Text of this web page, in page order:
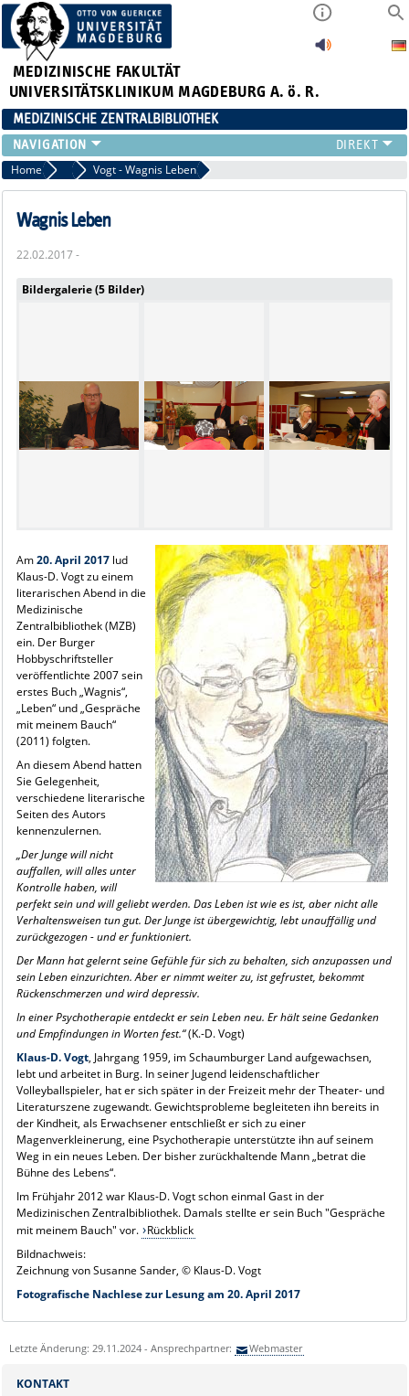
MEDIZINISCHE FAKULTÄT
UNIVERSITÄTSKLINIKUM MAGDEBURG A. ö. R.
MEDIZINISCHE ZENTRALBIBLIOTHEK
LITERATURSUCHE
SERVICE
INFORMATIONSKOMPETENZ
PUBLIZIEREN
NEU HIER?
Home 2017 Vogt - Wagnis Leben
Wagnis Leben
22.02.2017 -
Bildergalerie (5 Bilder)
Am20. April 2017lud
Klaus-D. Vogt zu einem
literarischen Abend in die
Medizinische
Zentralbibliothek (MZB)
ein. Der Burger
Hobbyschriftsteller
veröffentlichte 2007 sein
erstes Buch „Wagnis“,
„Leben“ und „Gespräche
mit meinem Bauch“
(2011) folgten.
An diesem Abend hatten
Sie Gelegenheit,
verschiedene literarische
Seiten des Autors
kennenzulernen.
„Der Junge will nicht
auffallen, will alles unter
Kontrolle haben, will
perfekt sein und will geliebt werden. Das Leben ist wie es ist, aber nicht alle
Verhaltensweisen tun gut. Der Junge ist übergewichtig, lebt unauffällig und
zurückgezogen - und er funktioniert.
Der Mann hat gelernt seine Gefühle für sich zu behalten, sich anzupassen und
sein Leben einzurichten. Aber er nimmt weiter zu, ist gefrustet, bekommt
Rückenschmerzen und wird depressiv.
In einer Psychotherapie entdeckt er sein Leben neu. Er hält seine Gedanken
und Empfindungen in Worten fest.“(K.-D. Vogt)
Klaus-D. Vogt, Jahrgang 1959, im Schaumburger Land aufgewachsen,
lebt und arbeitet in Burg. In seiner Jugend leidenschaftlicher
Volleyballspieler, hat er sich später in der Freizeit mehr der Theater- und
Literaturszene zugewandt. Gewichtsprobleme begleiteten ihn bereits in
der Kindheit, als Erwachsener entschließt er sich zu einer
Magenverkleinerung, eine Psychotherapie unterstützte ihn auf seinem
Weg in ein neues Leben. Der bisher zurückhaltende Mann „betrat die
Bühne des Lebens“.
Im Frühjahr 2012 war Klaus-D. Vogt schon einmal Gast in der
Medizinischen Zentralbibliothek. Damals stellte er sein Buch "Gespräche
mit meinem Bauch" vor. Rückblick
Bildnachweis:
Zeichnung von Susanne Sander, © Klaus-D. Vogt
Fotografische Nachlese zur Lesung am 20. April 2017
Letzte Änderung: 29.11.2024 - Ansprechpartner: Webmaster
KONTAKT